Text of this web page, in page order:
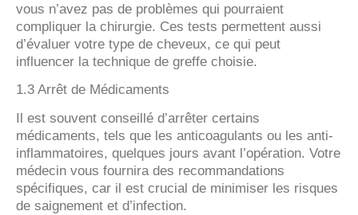
vous n’avez pas de problèmes qui pourraient
compliquer la chirurgie. Ces tests permettent aussi
d’évaluer votre type de cheveux, ce qui peut
influencer la technique de greffe choisie.
1.3 Arrêt de Médicaments
Il est souvent conseillé d’arrêter certains
médicaments, tels que les anticoagulants ou les anti-
inflammatoires, quelques jours avant l’opération. Votre
médecin vous fournira des recommandations
spécifiques, car il est crucial de minimiser les risques
de saignement et d’infection.